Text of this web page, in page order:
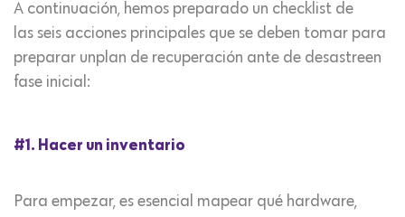
A continuación, hemos preparado un checklist de
las seis acciones principales que se deben tomar para
preparar unplan de recuperación ante de desastreen
fase inicial:
#1. Hacer un inventario
Para empezar, es esencial mapear qué hardware,